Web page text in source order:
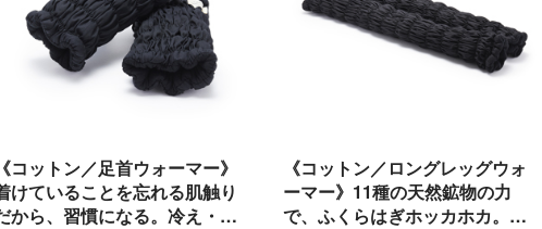
《コットン／足首ウォーマー》
けていることを忘れる肌触り
から、習慣になる。冷え・…
《コットン／ロングレッグウォ
ーマー》11種の天然鉱物の力
で、ふくらはぎホッカホカ。…